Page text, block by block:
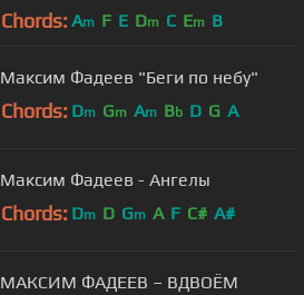
Chords: Am F E Dm C Em B
Максим Фадеев "Беги по небу"
Chords: Dm Gm Am Bb D G A
Максим Фадеев - Ангелы
Chords: Dm D Gm A F C# A#
МАКСИМ ФАДЕЕВ – ВДВОЁМ